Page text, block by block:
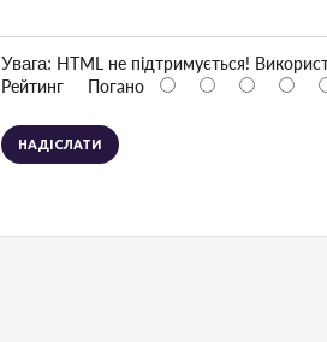
Увага: HTML не підтримується!
Рейтинг Погано
НАДІСЛАТИ